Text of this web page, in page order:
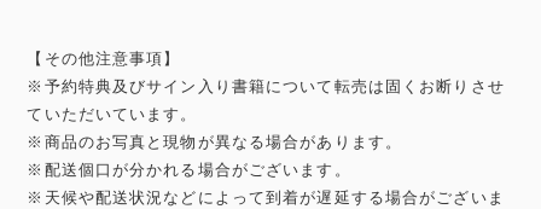
【その他注意事項】
※予約特典及びサイン入り書籍について転売は固くお断りさせ
ていただいています。
※商品のお写真と現物が異なる場合があります。
※配送個口が分かれる場合がございます。
※天候や配送状況などによって到着が遅延する場合がございま